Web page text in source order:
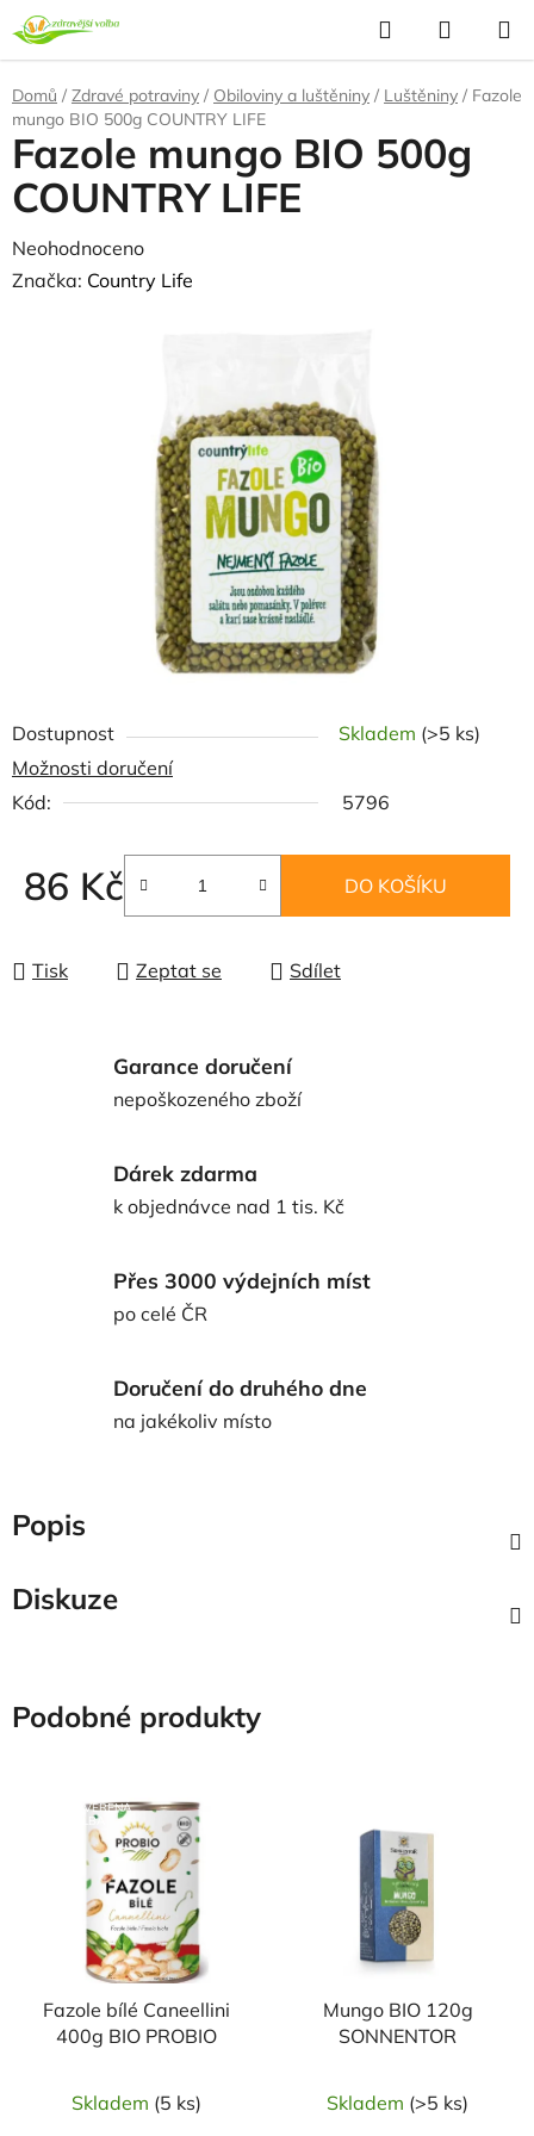
Přejít
na
obsah
Hledat
KOŠÍK
Domů / Zdravé potraviny / Obiloviny a luštěniny / Luštěniny / Fazole
mungo BIO 500g COUNTRY LIFE
Dostupnost Skladem (>5 ks)
Možnosti doručení
Kód:
5796
86 Kč
Měrná cena:
DO KOŠÍKU
Tisk Zeptat se Sdílet
Fazole mungo BIO 500g
COUNTRY LIFE
Průměrné
hodnocení
Neohodnoceno
Značka: Country Life
Garance doručení
nepoškozeného zboží
Dárek zdarma
k objednávce nad 1 tis. Kč
Přes 3000 výdejních míst
po celé ČR
Doručení do druhého dne
na jakékoliv místo
Popis
Diskuze
Podobné produkty
NAŠE OVĚŘENÁ
VOLBA
Fazole bílé Caneellini
400g BIO PROBIO
Skladem (5 ks)
Mungo BIO 120g
SONNENTOR
Skladem (>5 ks)